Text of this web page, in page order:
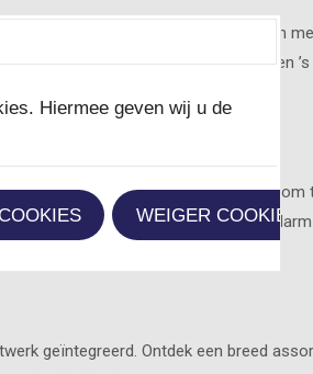
beweging, vervolgens zal er dan een
wanneer niemand thuis is of alleen
zit.
geeft je de mogelijkheid
dan kan je een alarm instellen. Dit
geïntegreerd. Ontdek een breed
Hiermee geven wij u de
WEIGER COOKIES